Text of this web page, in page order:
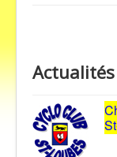
Vidéos
Contact